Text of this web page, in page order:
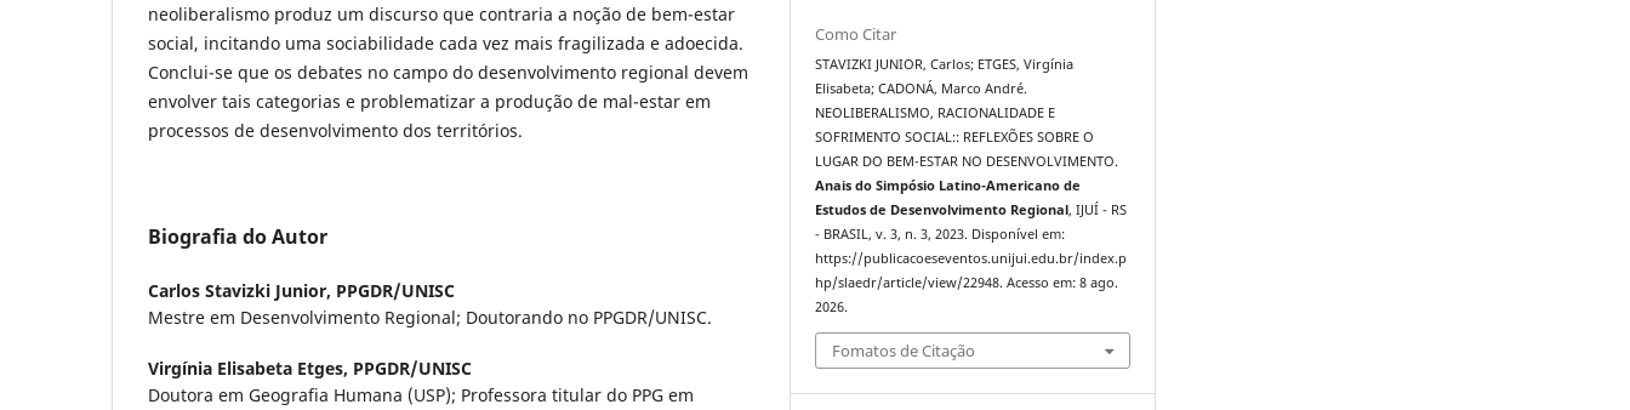
neoliberalismo produz um discurso que contraria a noção de bem-estar
social, incitando uma sociabilidade cada vez mais fragilizada e adoecida.
Conclui-se que os debates no campo do desenvolvimento regional devem
envolver tais categorias e problematizar a produção de mal-estar em
processos de desenvolvimento dos territórios.
Biografia do Autor
Carlos Stavizki Junior, PPGDR/UNISC
Mestre em Desenvolvimento Regional; Doutorando no PPGDR/UNISC.
Virgínia Elisabeta Etges, PPGDR/UNISC
Doutora em Geografia Humana (USP); Professora titular do PPG em
Como Citar
STAVIZKI JUNIOR, Carlos; ETGES, Virgínia
Elisabeta; CADONÁ, Marco André.
NEOLIBERALISMO, RACIONALIDADE E
SOFRIMENTO SOCIAL:: REFLEXÕES SOBRE O
LUGAR DO BEM-ESTAR NO DESENVOLVIMENTO.
Anais do Simpósio Latino-Americano de
Estudos de Desenvolvimento Regional, IJUÍ - RS
- BRASIL, v. 3, n. 3, 2023. Disponível em:
https://publicacoeseventos.unijui.edu.br/index.p
hp/slaedr/article/view/22948. Acesso em: 8 ago.
2026.
Fomatos de Citação